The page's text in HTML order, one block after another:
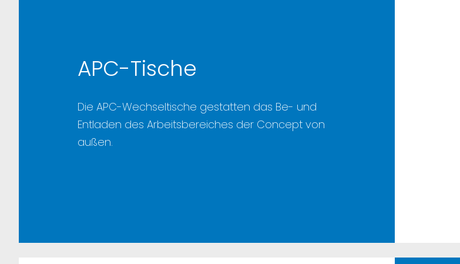
APC-Tische
Die APC-Wechseltische gestatten das Be- und
Entladen des Arbeitsbereiches der Concept von
außen.